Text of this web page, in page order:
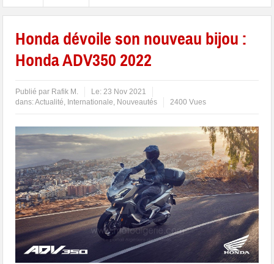
Honda dévoile son nouveau bijou :
Honda ADV350 2022
Publié par Rafik M. Le:23 Nov 2021
dans:Actualité, Internationale, Nouveautés 2400 Vues